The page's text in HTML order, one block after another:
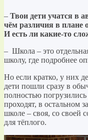
– Твои дети учатся в
чём различия в плане
И есть ли какие-то
– Школа – это
школу, где подробнее
Но если кратко, у них
дети пошли сразу в
полностью
проходят, в остальном
школе – своя, со своей
для тёплого.